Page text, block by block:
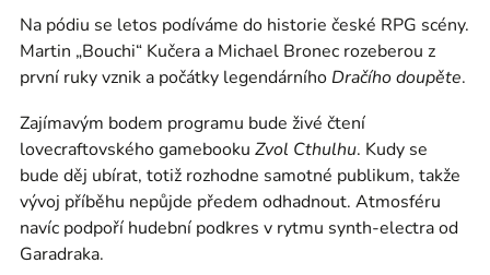
Na pódiu se letos podíváme do historie české RPG scény.
Martin „Bouchi“ Kučera a Michael Bronec rozeberou z
první ruky vznik a počátky legendárního Dračího doupěte.
Zajímavým bodem programu bude živé čtení
lovecraftovského gamebooku Zvol Cthulhu. Kudy se
bude děj ubírat, totiž rozhodne samotné publikum, takže
vývoj příběhu nepůjde předem odhadnout. Atmosféru
navíc podpoří hudební podkres v rytmu synth-electra od
Garadraka.